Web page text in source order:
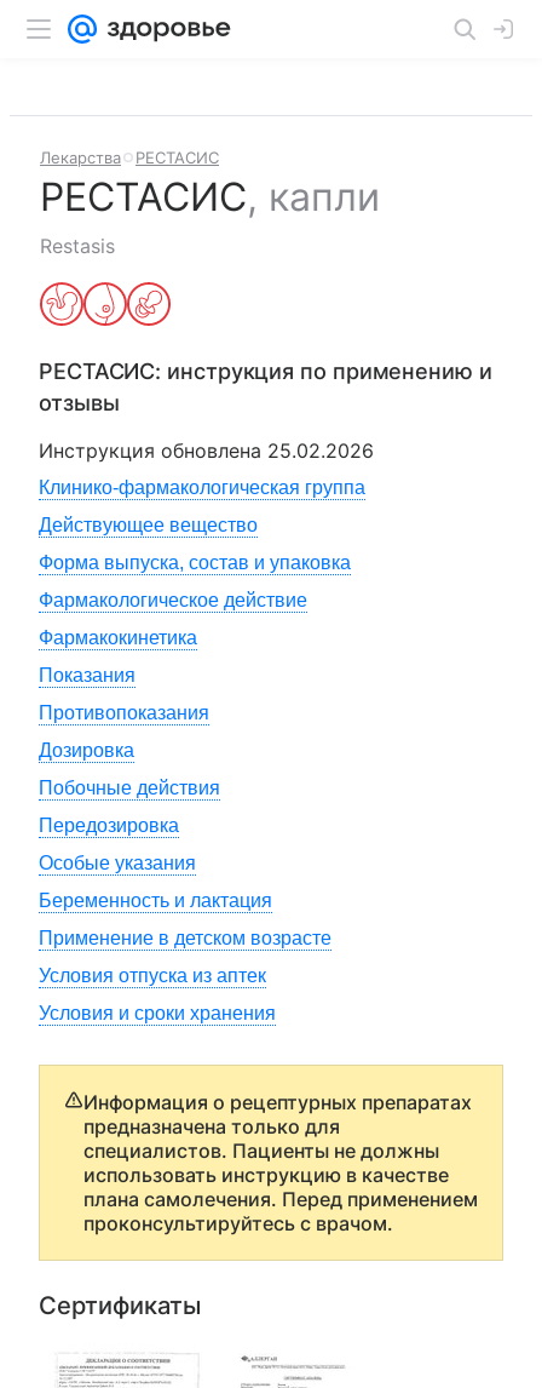
Лекарства РЕСТАСИС
РЕСТАСИС, капли
Restasis
РЕСТАСИС: инструкция по применению и
отзывы
Инструкция обновлена 25.02.2026
Клинико-фармакологическая группа
Действующее вещество
Форма выпуска, состав и упаковка
Фармакологическое действие
Фармакокинетика
Показания
Противопоказания
Дозировка
Побочные действия
Передозировка
Особые указания
Беременность и лактация
Применение в детском возрасте
Условия отпуска из аптек
Условия и сроки хранения
Информация о рецептурных препаратах
предназначена только для
специалистов. Пациенты не должны
использовать инструкцию в качестве
плана самолечения. Перед применением
проконсультируйтесь с врачом.
Сертификаты